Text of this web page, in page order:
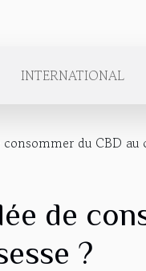
INTERNATIONAL
du CBD au
de
?